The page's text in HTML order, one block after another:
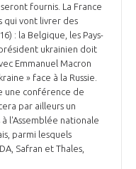
fournis. La France
qui vont livrer des
: la Belgique, les Pays-
ukrainien doit
Emmanuel Macron
» face à la Russie.
une conférence de
par ailleurs un
l'Assemblée nationale
parmi lesquels
Safran et Thales,